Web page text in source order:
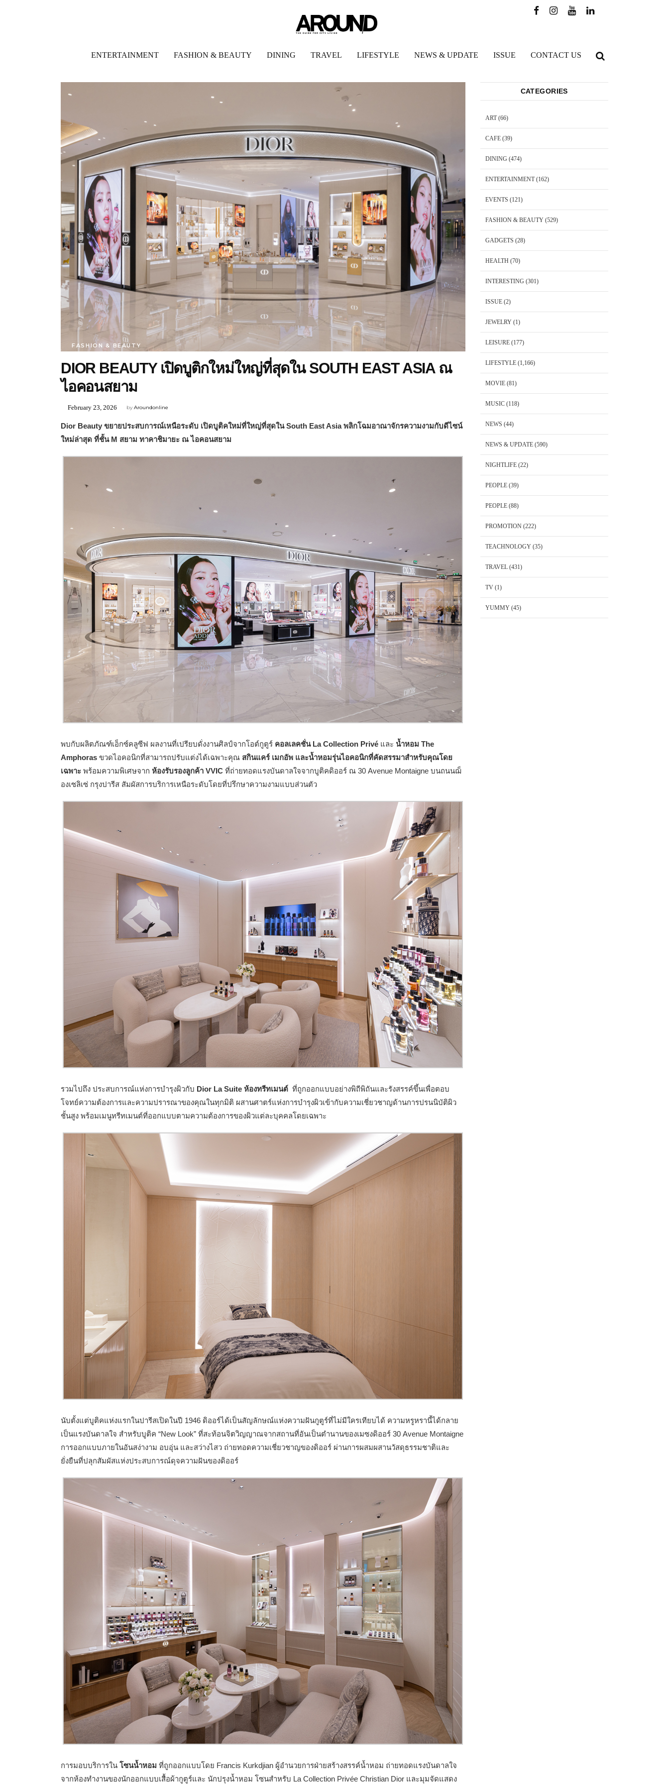
ENTERTAINMENT FASHION & BEAUTY DINING TRAVEL LIFESTYLE NEWS & UPDATE ISSUE CONTACT US
FASHION & BEAUTY
DIOR BEAUTY เปิดบูติกใหม่ใหญ่ที่สุดใน SOUTH EAST ASIA ณ
ไอคอนสยาม
byAroundonline
February 23, 2026
Dior Beauty ขยายประสบการณ์เหนือระดับ เปิดบูติคใหม่ที่ใหญ่ที่สุดในSouth East Asiaพลิกโฉมอาณาจักรความงามกับดีไซน์
ใหม่ล่าสุด ที่ชั้น M สยาม ทาคาชิมายะ ณ ไอคอนสยาม
พบกับผลิตภัณฑ์เอ็กซ์คลูซีฟ ผลงานที่เปรียบดั่งงานศิลป์จากโอต์กูตูร์ คอลเลคชั่น La Collection Privé และ น้ำหอม The
Amphoras ขวดไอคอนิกที่สามารถปรับแต่งได้เฉพาะคุณ สกินแคร์ เมกอัพ และน้ำหอมรุ่นไอคอนิกที่คัดสรรมาสำหรับคุณโดย
เฉพาะ พร้อมความพิเศษจาก ห้องรับรองลูกค้า VVIC ที่ถ่ายทอดแรงบันดาลใจจากบูติคดิออร์ ณ 30 Avenue Montaigne บนถนนฌ็
องเซลิเซ่ กรุงปารีส สัมผัสการบริการเหนือระดับโดยที่ปรึกษาความงามแบบส่วนตัว
รวมไปถึง ประสบการณ์แห่งการบำรุงผิวกับ Dior La Suite ห้องทรีทเมนต์ ที่ถูกออกแบบอย่างพิถีพิถันและรังสรรค์ขึ้นเพื่อตอบ
โจทย์ความต้องการและความปรารณาของคุณในทุกมิติ ผสานศาตร์แห่งการบำรุงผิวเข้ากับความเชี่ยวชาญด้านการปรนนิบัติผิว
ชั้นสูง พร้อมเมนูทรีทเมนต์ที่ออกแบบตามความต้องการของผิวแต่ละบุคคลโดยเฉพาะ
นับตั้งแต่บูติคแห่งแรกในปารีสเปิดในปี 1946 ดิออร์ได้เป็นสัญลักษณ์แห่งความฝันกูตูร์ที่ไม่มีใครเทียบได้ ความหรูหรานี้ได้กลาย
เป็นแรงบันดาลใจ สำหรับบูติค “New Look” ที่สะท้อนจิตวิญญาณจากสถานที่อันเป็นตำนานของเมซงดิออร์ 30 Avenue Montaigne
การออกแบบภายในอันสง่างาม อบอุ่น และสว่างไสว ถ่ายทอดความเชี่ยวชาญของดิออร์ ผ่านการผสมผสานวัสดุธรรมชาติและ
ยั่งยืนที่ปลุกสัมผัสแห่งประสบการณ์ดุจความฝันของดิออร์
การมอบบริการใน โซนน้ำหอม ที่ถูกออกแบบโดย Francis Kurkdjian ผู้อำนวยการฝ่ายสร้างสรรค์น้ำหอม ถ่ายทอดแรงบันดาลใจ
จากห้องทำงานของนักออกแบบเสื้อผ้ากูตูร์และ นักปรุงน้ำหอม โซนสำหรับ La Collection Privée Christian Dior และมุมจัดแสดง
CATEGORIES
ART(66)
CAFE(39)
DINING (474)
ENTERTAINMENT(162)
EVENTS (121)
FASHION & BEAUTY(529)
GADGETS (28)
HEALTH (70)
INTERESTING (301)
ISSUE(2)
JEWELRY(1)
LEISURE(177)
LIFESTYLE(1,166)
MOVIE(81)
MUSIC(118)
NEWS (44)
NEWS & UPDATE(590)
NIGHTLIFE(22)
PEOPLE(39)
PEOPLE(88)
PROMOTION(222)
TEACHNOLOGY(35)
TRAVEL(431)
TV(1)
YUMMY(45)